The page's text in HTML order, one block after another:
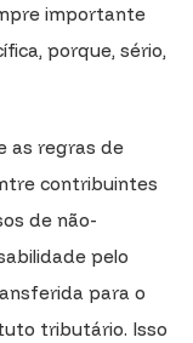
importante
porque, sério,
as regras de
contribuintes
de não-
pelo
para o
tributário. Isso